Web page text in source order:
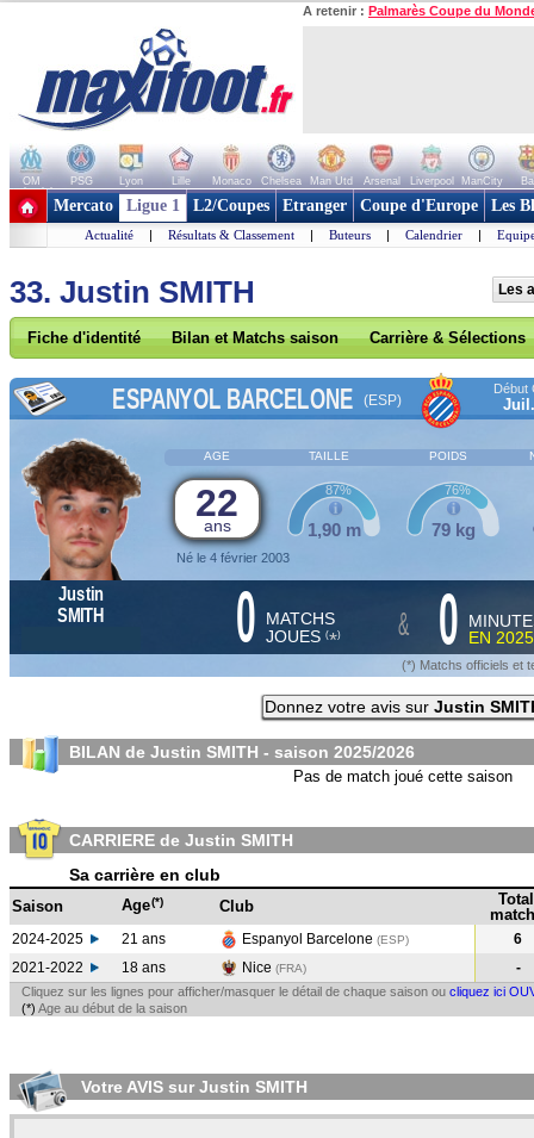
A retenir : Palmarès Coupe du
OM PSG Lyon Lille Monaco Chelsea Man Utd Arsenal Liverpool ManCity
+ de clubs
Mercato Ligue 1 L2/Coupes Etranger Coupe d'Europe Les
Actualité | Résultats & Classement | Buteurs | Calendrier |
33. Justin SMITH Les
Fiche d'identité Bilan et Matchs saison Carrière & Sélections
ESPANYOL BARCELONE (ESP)
Début
AGE TAILLE POIDS
22
ans
Né le 4 février 2003
1,90 m
87%
79 kg
76%
Justin
SMITH
0 MATCHS
JOUES (*) & 0
EN
(*) Matchs officiels et
Donnez votre avis sur Justin
BILAN de Justin SMITH - saison 2025/2026
Pas de match joué cette saison
CARRIERE de Justin SMITH
Sa carrière en club
Saison Age(*) Club
Total
2024-2025 21 ans Espanyol Barcelone (ESP)
6
2021-2022
18 ans Nice (FRA) -
Cliquez sur les lignes pour afficher/masquer le détail de chaque saison ou cliquez ici
(*) Age au début de la saison
Votre AVIS sur Justin SMITH